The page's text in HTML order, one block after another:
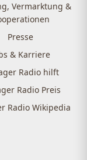
Vermarktung &
Presse
& Karriere
Radio hilft
Radio Preis
Radio Wikipedia